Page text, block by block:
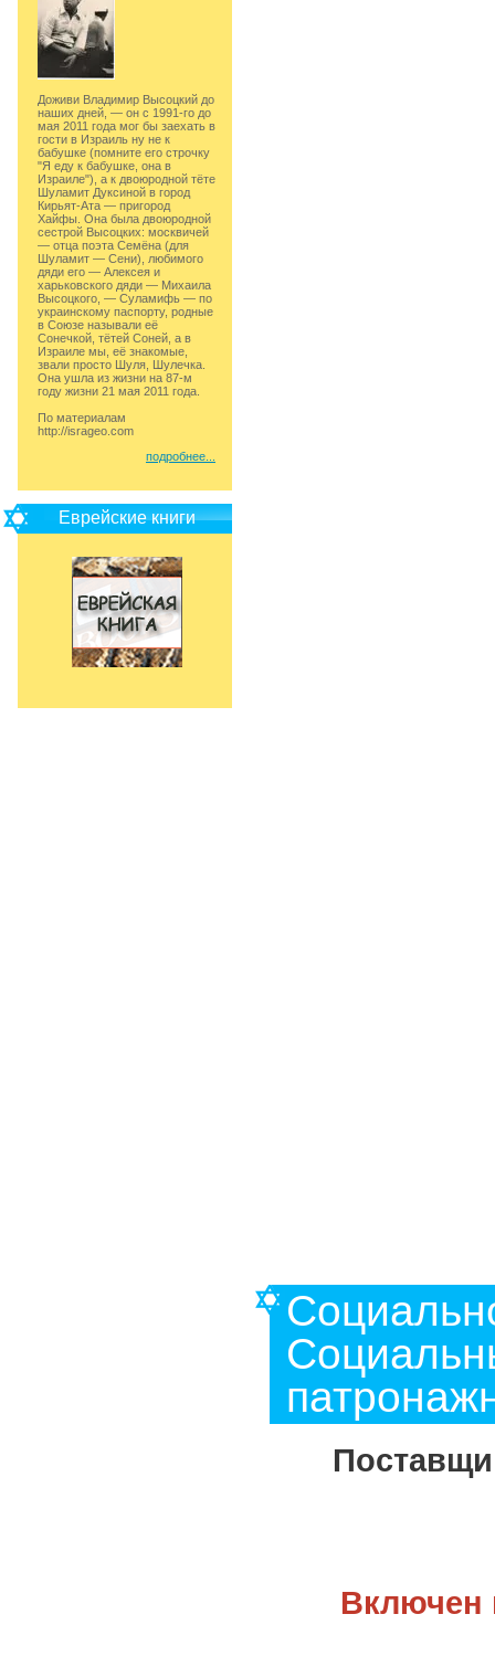
Доживи Владимир Высоцкий до
наших дней, — он с 1991-го до
мая 2011 года мог бы заехать в
гости в Израиль ну не к
бабушке (помните его строчку
"Я еду к бабушке, она в
Израиле"), а к двоюродной тёте
Шуламит Дуксиной в город
Кирьят-Ата — пригород
Хайфы. Она была двоюродной
сестрой Высоцких: москвичей
— отца поэта Семёна (для
Шуламит — Сени), любимого
дяди его — Алексея и
харьковского дяди — Михаила
Высоцкого, — Суламифь — по
украинскому паспорту, родные
в Союзе называли её
Сонечкой, тётей Соней, а в
Израиле мы, её знакомые,
звали просто Шуля, Шулечка.
Она ушла из жизни на 87-м
году жизни 21 мая 2011 года.
По материалам
http://isrageo.com
подробнее...
Еврейские книги
Включен